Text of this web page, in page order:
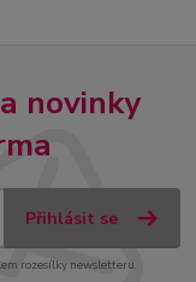
novinky
Přihlásit se
rozesílky newsletteru.